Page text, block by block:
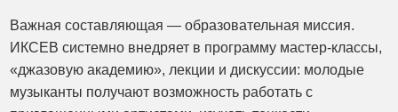
Важная составляющая — образовательная миссия.
ИКСЕВ системно внедряет в программу мастер-классы,
«джазовую академию», лекции и дискуссии: молодые
музыканты получают возможность работать с